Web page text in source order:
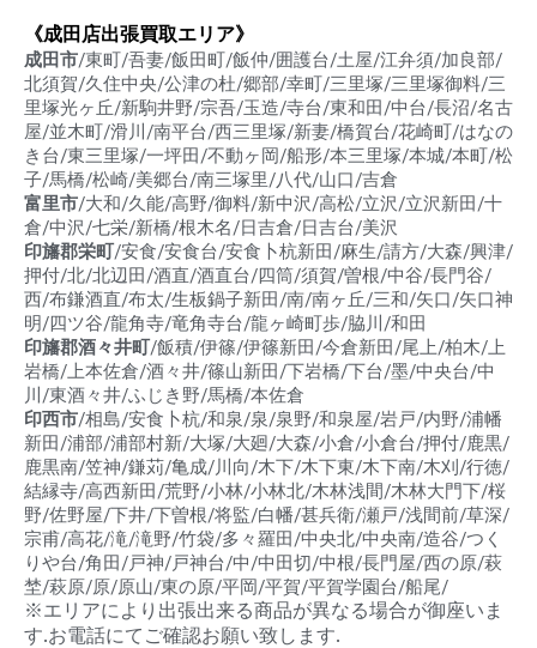
《成田店出張買取エリア》
成田市/東町/吾妻/飯田町/飯仲/囲護台/土屋/江弁須/加良部/
北須賀/久住中央/公津の杜/郷部/幸町/三里塚/三里塚御料/三
里塚光ヶ丘/新駒井野/宗吾/玉造/寺台/東和田/中台/長沼/名古
屋/並木町/滑川/南平台/西三里塚/新妻/橋賀台/花崎町/はなの
き台/東三里塚/一坪田/不動ヶ岡/船形/本三里塚/本城/本町/松
子/馬橋/松崎/美郷台/南三塚里/八代/山口/吉倉
富里市/大和/久能/高野/御料/新中沢/高松/立沢/立沢新田/十
倉/中沢/七栄/新橋/根木名/日吉倉/日吉台/美沢
印旛郡栄町/安食/安食台/安食卜杭新田/麻生/請方/大森/興津/
押付/北/北辺田/酒直/酒直台/四筒/須賀/曽根/中谷/長門谷/
西/布鎌酒直/布太/生板鍋子新田/南/南ヶ丘/三和/矢口/矢口神
明/四ツ谷/龍角寺/竜角寺台/龍ヶ崎町歩/脇川/和田
印旛郡酒々井町/飯積/伊篠/伊篠新田/今倉新田/尾上/柏木/上
岩橋/上本佐倉/酒々井/篠山新田/下岩橋/下台/墨/中央台/中
川/東酒々井/ふじき野/馬橋/本佐倉
印西市/相島/安食卜杭/和泉/泉/泉野/和泉屋/岩戸/内野/浦幡
新田/浦部/浦部村新/大塚/大廻/大森/小倉/小倉台/押付/鹿黒/
鹿黒南/笠神/鎌苅/亀成/川向/木下/木下東/木下南/木刈/行徳/
結縁寺/高西新田/荒野/小林/小林北/木林浅間/木林大門下/桜
野/佐野屋/下井/下曽根/将監/白幡/甚兵衛/瀬戸/浅間前/草深/
宗甫/高花/滝/滝野/竹袋/多々羅田/中央北/中央南/造谷/つく
りや台/角田/戸神/戸神台/中/中田切/中根/長門屋/西の原/萩
埜/萩原/原/原山/東の原/平岡/平賀/平賀学園台/船尾/
※エリアにより出張出来る商品が異なる場合が御座いま
す.お電話にてご確認お願い致します.